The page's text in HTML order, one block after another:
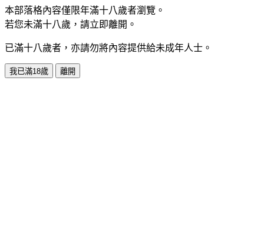
本部落格內容僅限年滿十八歲者瀏覽。
若您未滿十八歲，請立即離開。
已滿十八歲者，亦請勿將內容提供給未成年人士。
我已滿18歲 離開